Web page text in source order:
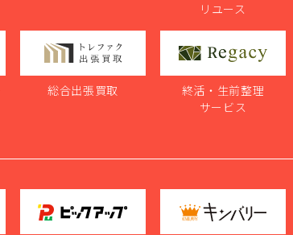
リユース
総合出張買取
終活・生前整理
サービス